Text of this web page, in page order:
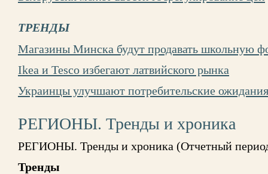
ТРЕНДЫ
Магазины Минска будут продавать школьную
Ikea и Tesco избегают латвийского рынка
Украинцы улучшают потребительские ожидания
РЕГИОНЫ. Тренды и хроника
РЕГИОНЫ. Тренды и хроника (Отчетный
Тренды